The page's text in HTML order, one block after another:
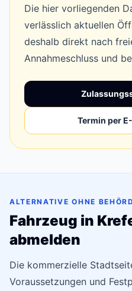
Die hier vorliegenden
verlässlich aktuellen
deshalb direkt nach
Annahmeschluss und
Termin per
ALTERNATIVE OHNE
Fahrzeug in
abmelden
Die kommerzielle
Voraussetzungen und